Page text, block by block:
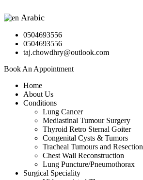
Arabic
0504693556
0504693556
taj.chowdhry@outlook.com
Book An Appointment
Home
About Us
Conditions
Lung Cancer
Mediastinal Tumour Surgery
Thyroid Retro Sternal Goiter
Congenital Cysts & Tumors
Tracheal Tumours and Resection
Chest Wall Reconstruction
Lung Puncture/Pneumothorax
Surgical Speciality